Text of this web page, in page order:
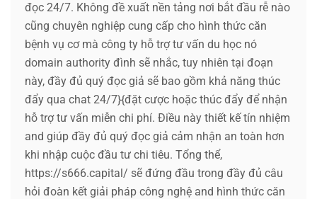
đọc 24/7. Không đề xuất nền tảng nơi bắt đầu rễ nào
cũng chuyên nghiệp cung cấp cho hình thức căn
bệnh vụ cơ mà công ty hỗ trợ tư vấn du học nó
domain authority đình sẽ nhắc, tuy nhiên tại đoạn
này, đầy đủ quý đọc giả sẽ bao gồm khả năng thúc
đẩy qua chat 24/7}{đặt cược hoặc thúc đẩy để nhận
hỗ trợ tư vấn miễn chi phí. Điều này thiết kế tín nhiệm
and giúp đầy đủ quý đọc giả cảm nhận an toàn hơn
khi nhập cuộc đầu tư chi tiêu. Tổng thể,
https://s666.capital/ sẽ đứng đầu trong đầy đủ câu
hỏi đoàn kết giải pháp công nghệ and hình thức căn